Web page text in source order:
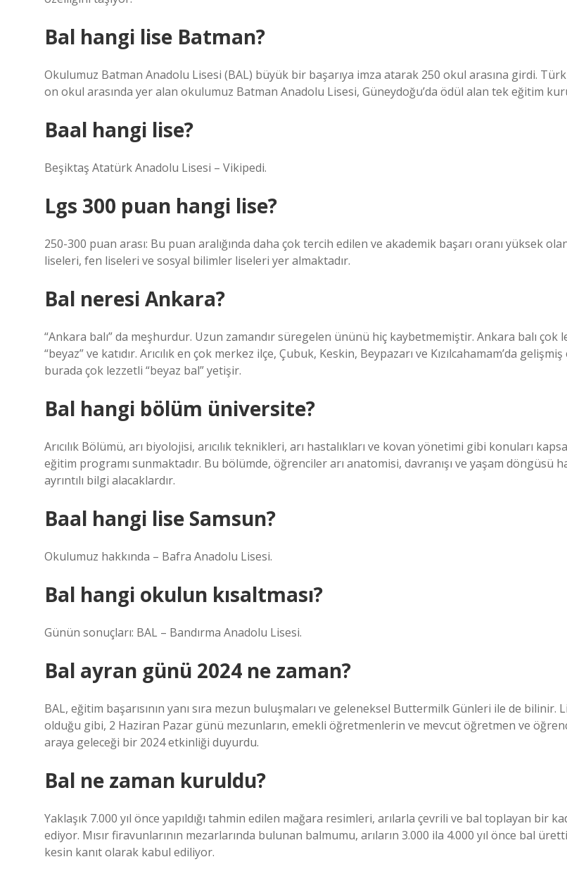
Bal hangi lise Batman?
Okulumuz Batman Anadolu Lisesi (BAL) büyük bir başarıya imza atarak 250 okul arasına girdi.
on okul arasında yer alan okulumuz Batman Anadolu Lisesi, Güneydoğu’da ödül alan tek eğitim
Baal hangi lise?
Beşiktaş Atatürk Anadolu Lisesi – Vikipedi.
Lgs 300 puan hangi lise?
250-300 puan arası: Bu puan aralığında daha çok tercih edilen ve akademik başarı oranı yüksek
liseleri, fen liseleri ve sosyal bilimler liseleri yer almaktadır.
Bal neresi Ankara?
“Ankara balı” da meşhurdur. Uzun zamandır süregelen ününü hiç kaybetmemiştir. Ankara balı çok
“beyaz” ve katıdır. Arıcılık en çok merkez ilçe, Çubuk, Keskin, Beypazarı ve Kızılcahamam’da
burada çok lezzetli “beyaz bal” yetişir.
Bal hangi bölüm üniversite?
Arıcılık Bölümü, arı biyolojisi, arıcılık teknikleri, arı hastalıkları ve kovan yönetimi gibi konuları
eğitim programı sunmaktadır. Bu bölümde, öğrenciler arı anatomisi, davranışı ve yaşam döngüsü
ayrıntılı bilgi alacaklardır.
Baal hangi lise Samsun?
Okulumuz hakkında – Bafra Anadolu Lisesi.
Bal hangi okulun kısaltması?
Günün sonuçları: BAL – Bandırma Anadolu Lisesi.
Bal ayran günü 2024 ne zaman?
BAL, eğitim başarısının yanı sıra mezun buluşmaları ve geleneksel Buttermilk Günleri ile de bilinir.
olduğu gibi, 2 Haziran Pazar günü mezunların, emekli öğretmenlerin ve mevcut öğretmen ve
araya geleceği bir 2024 etkinliği duyurdu.
Bal ne zaman kuruldu?
Yaklaşık 7.000 yıl önce yapıldığı tahmin edilen mağara resimleri, arılarla çevrili ve bal toplayan bir
ediyor. Mısır firavunlarının mezarlarında bulunan balmumu, arıların 3.000 ila 4.000 yıl önce bal
kesin kanıt olarak kabul ediliyor.